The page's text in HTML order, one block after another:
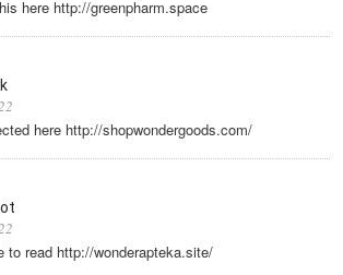
here http://greenpharm.space
here http://shopwondergoods.com/
to read http://wonderapteka.site/